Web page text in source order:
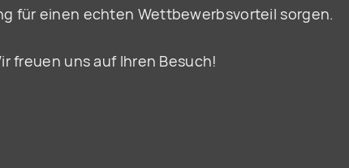
für einen echten Wettbewerbsvorteil sorgen.
freuen uns auf Ihren Besuch!